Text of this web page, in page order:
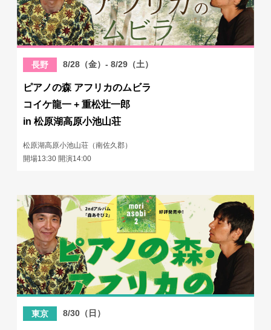
長野 8/28（金）- 8/29（土）
ピアノの森 アフリカのムビラ
コイケ龍一 + 重松壮一郎
in 松原湖高原小池山荘
松原湖高原小池山荘（南佐久郡）
開場13:30 開演14:00
東京 8/30（日）